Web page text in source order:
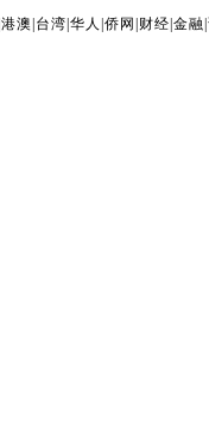
|港澳 台湾 |华人 |侨网 财经 |金融 |